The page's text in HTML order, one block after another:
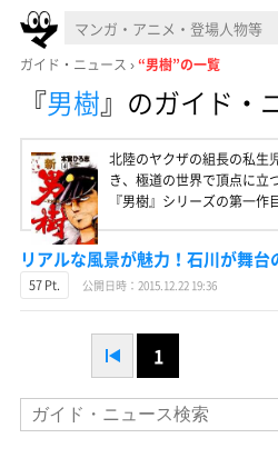
ガイド・ニュース “男樹”の一覧
『男樹』 のガイド・
北陸のヤクザの組長の私生
き、極道の世界で頂点に立
『男樹』シリーズの第一作目
リアルな風景が魅力！石川が舞台
57 Pt. 公開日時：2015.12.22 19:36
1